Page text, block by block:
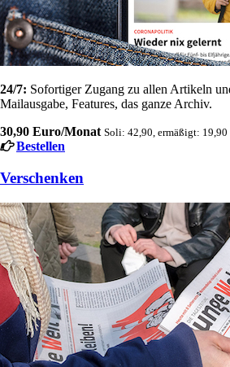
24/7: Sofortiger Zugang zu allen Artikeln
Mailausgabe, Features, das ganze Archiv.
30,90 Euro/Monat Soli: 42,90, ermäßigt: 19,90
Bestellen
Verschenken